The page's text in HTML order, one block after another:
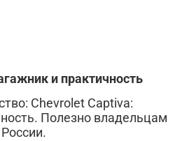
и практичность
Chevrolet Captiva:
Полезно владельцам